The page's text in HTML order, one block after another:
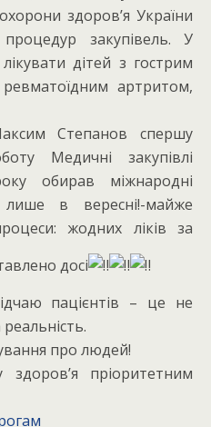
здоров’я України
закупівель. У
дітей з гострим
артритом,
Степанов спершу
Медичні закупівлі
обирав міжнародні
лише в вересні!-майже
жодних ліків за
досі
пацієнтів – це не
про людей!
пріоритетним